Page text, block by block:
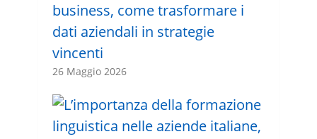
business, come trasformare i
dati aziendali in strategie
vincenti
26 Maggio 2026